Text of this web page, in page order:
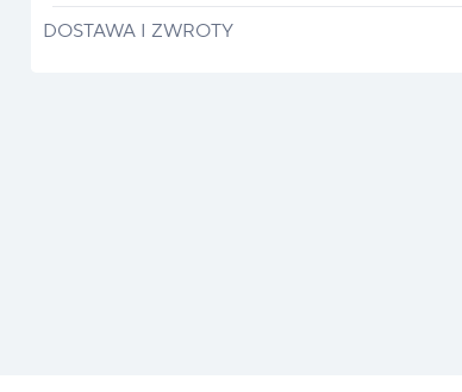
DOSTAWA I ZWROTY